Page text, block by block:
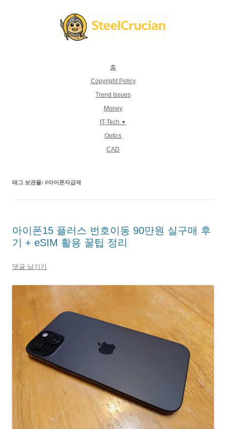
홈
Copyright Policy
Trend Issues
Money
IT-Tech
Optics
CAD
태그 보관물: #아이폰자급제
아이폰15 플러스 번호이동 90만원 실구매 후
기 + eSIM 활용 꿀팁 정리
댓글 남기기